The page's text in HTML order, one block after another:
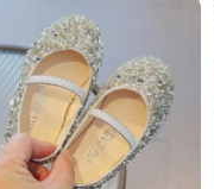
in mind, these shoes
the classic design is